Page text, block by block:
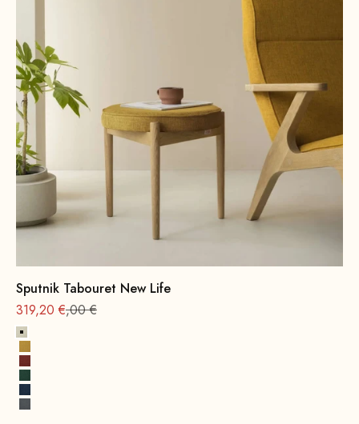
Sputnik Tabouret New Life
Offre à partir de
319,20 €Prix normal : 399
,00 €
Albâtre
Jaune soleil
Terre cuite
Vert opale
Bleu cobalt
Gris roche